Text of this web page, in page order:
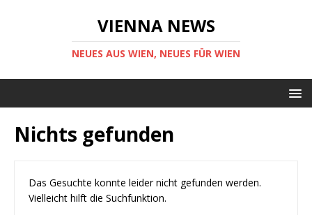
VIENNA NEWS
NEUES AUS WIEN, NEUES FÜR WIEN
Nichts gefunden
Das Gesuchte konnte leider nicht gefunden werden.
Vielleicht hilft die Suchfunktion.